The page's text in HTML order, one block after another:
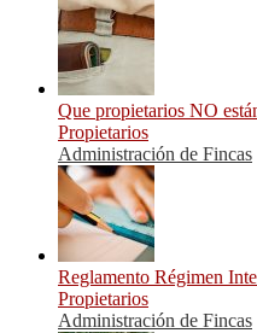
Que propietarios NO
Propietarios
Administración de Fincas
Reglamento Régimen
Propietarios
Administración de Fincas